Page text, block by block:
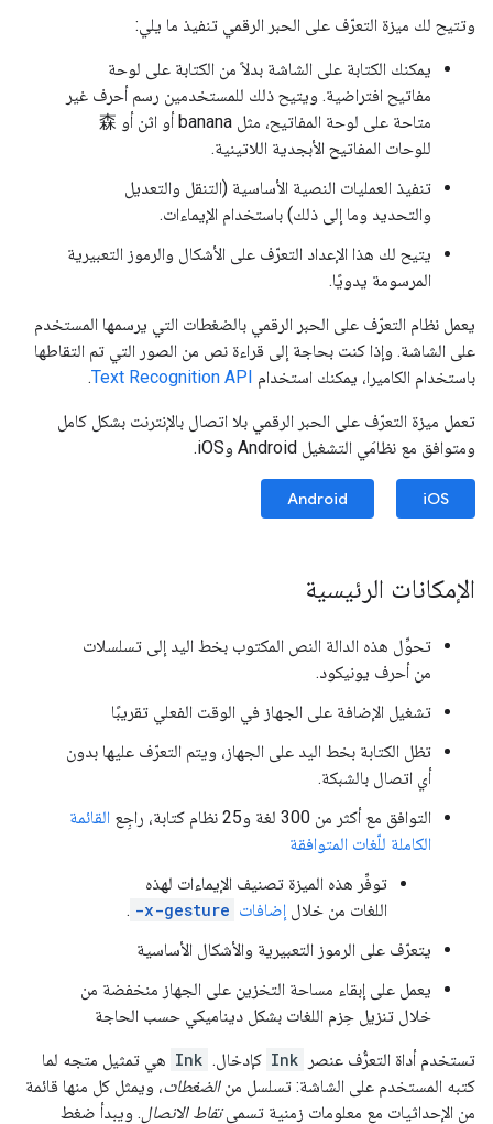
وتتيح لك ميزة التعرّف على الحبر الرقمي تنفيذ ما يلي:
يمكنك الكتابة على الشاشة بدلاً من الكتابة على لوحة
مفاتيح افتراضية. ويتيح ذلك للمستخدمين رسم أحرف غير
متاحة على لوحة المفاتيح، مثل banana أو اثن أو 森
للوحات المفاتيح الأبجدية اللاتينية.
تنفيذ العمليات النصية الأساسية (التنقل والتعديل
والتحديد وما إلى ذلك) باستخدام الإيماءات.
يتيح لك هذا الإعداد التعرّف على الأشكال والرموز التعبيرية
المرسومة يدويًا.
يعمل نظام التعرّف على الحبر الرقمي بالضغطات التي يرسمها المستخدم
على الشاشة. وإذا كنت بحاجة إلى قراءة نص من الصور التي تم التقاطها
باستخدام الكاميرا، يمكنك استخدام Text Recognition API
.
تعمل ميزة التعرّف على الحبر الرقمي بلا اتصال بالإنترنت بشكل كامل
ومتوافق مع نظامَي التشغيل Android وiOS.
iOS
Android
الإمكانات الرئيسية
تحوِّل هذه الدالة النص المكتوب بخط اليد إلى تسلسلات
من أحرف يونيكود.
تشغيل الإضافة على الجهاز في الوقت الفعلي تقريبًا
تظل الكتابة بخط اليد على الجهاز، ويتم التعرّف عليها بدون
أي اتصال بالشبكة.
التوافق مع أكثر من 300 لغة و25 نظام كتابة، راجِع
القائمة
الكاملة للّغات المتوافقة
توفِّر هذه الميزة تصنيف الإيماءات لهذه
اللغات من خلال إضافات -x-gesture
.
يتعرّف على الرموز التعبيرية والأشكال الأساسية
يعمل على إبقاء مساحة التخزين على الجهاز منخفضة من
خلال تنزيل حِزم اللغات بشكل ديناميكي حسب الحاجة
تستخدم أداة التعرُّف عنصر Ink كإدخال. Ink هي تمثيل متجه لما
كتبه المستخدم على الشاشة: تسلسل منالضغطات، ويمثل كل منها قائمة
من الإحداثيات مع معلومات زمنية تسمىنقاط الاتصال. ويبدأ ضغط